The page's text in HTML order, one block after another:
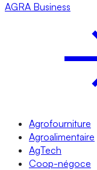
AGRA Business
Agrofourniture
Agroalimentaire
AgTech
Coop-négoce